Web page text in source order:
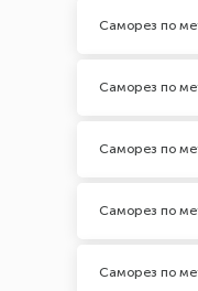
Саморез по
Саморез по
Саморез по
Саморез по
Саморез по